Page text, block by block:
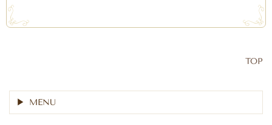
TOP
MENU